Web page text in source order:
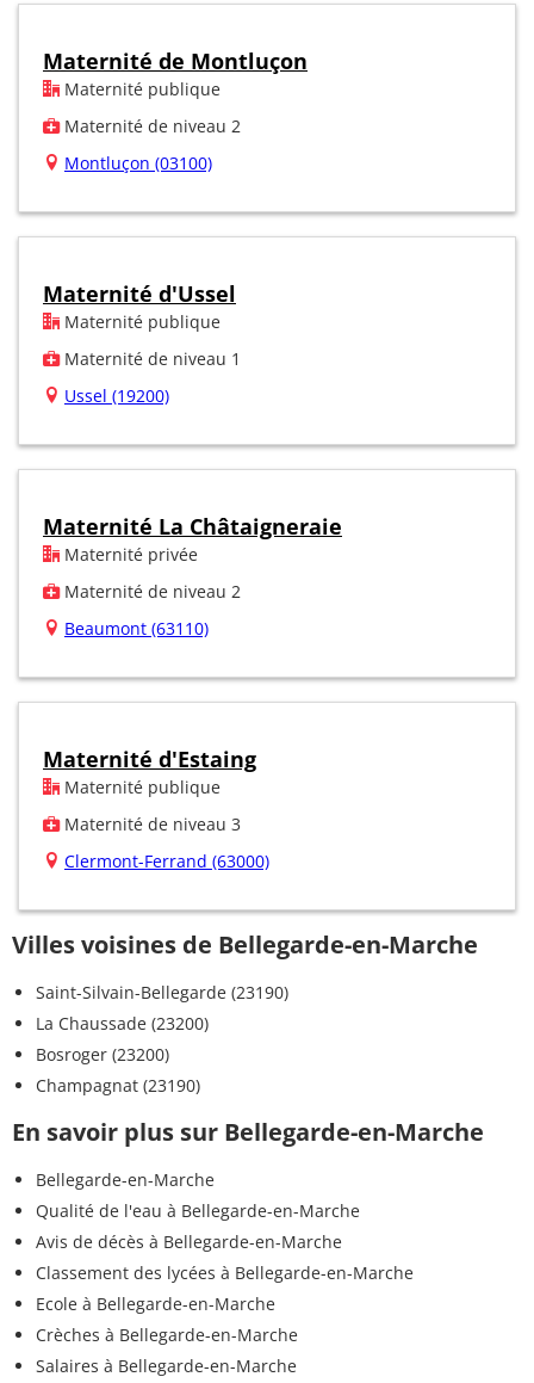
Maternité de Montluçon
Maternité publique
Maternité de niveau 2
Montluçon (03100)
Maternité d'Ussel
Maternité publique
Maternité de niveau 1
Ussel (19200)
Maternité La Châtaigneraie
Maternité privée
Maternité de niveau 2
Beaumont (63110)
Maternité d'Estaing
Maternité publique
Maternité de niveau 3
Clermont-Ferrand (63000)
Villes voisines de Bellegarde-en-Marche
Saint-Silvain-Bellegarde (23190)
La Chaussade (23200)
Bosroger (23200)
Champagnat (23190)
En savoir plus sur Bellegarde-en-Marche
Bellegarde-en-Marche
Qualité de l'eau à Bellegarde-en-Marche
Avis de décès à Bellegarde-en-Marche
Classement des lycées à Bellegarde-en-Marche
Ecole à Bellegarde-en-Marche
Crèches à Bellegarde-en-Marche
Salaires à Bellegarde-en-Marche